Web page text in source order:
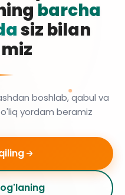
barcha
siz bilan
boshlab, qabul va
yordam beramiz